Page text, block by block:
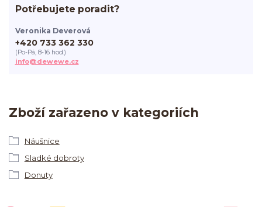
Zboží zařazeno v kategoriích
Náušnice
Sladké dobroty
Donuty
Potřebujete poradit?
Veronika Deverová
+420 733 362 330
(Po-Pá, 8-16 hod.)
info@dewewe.cz